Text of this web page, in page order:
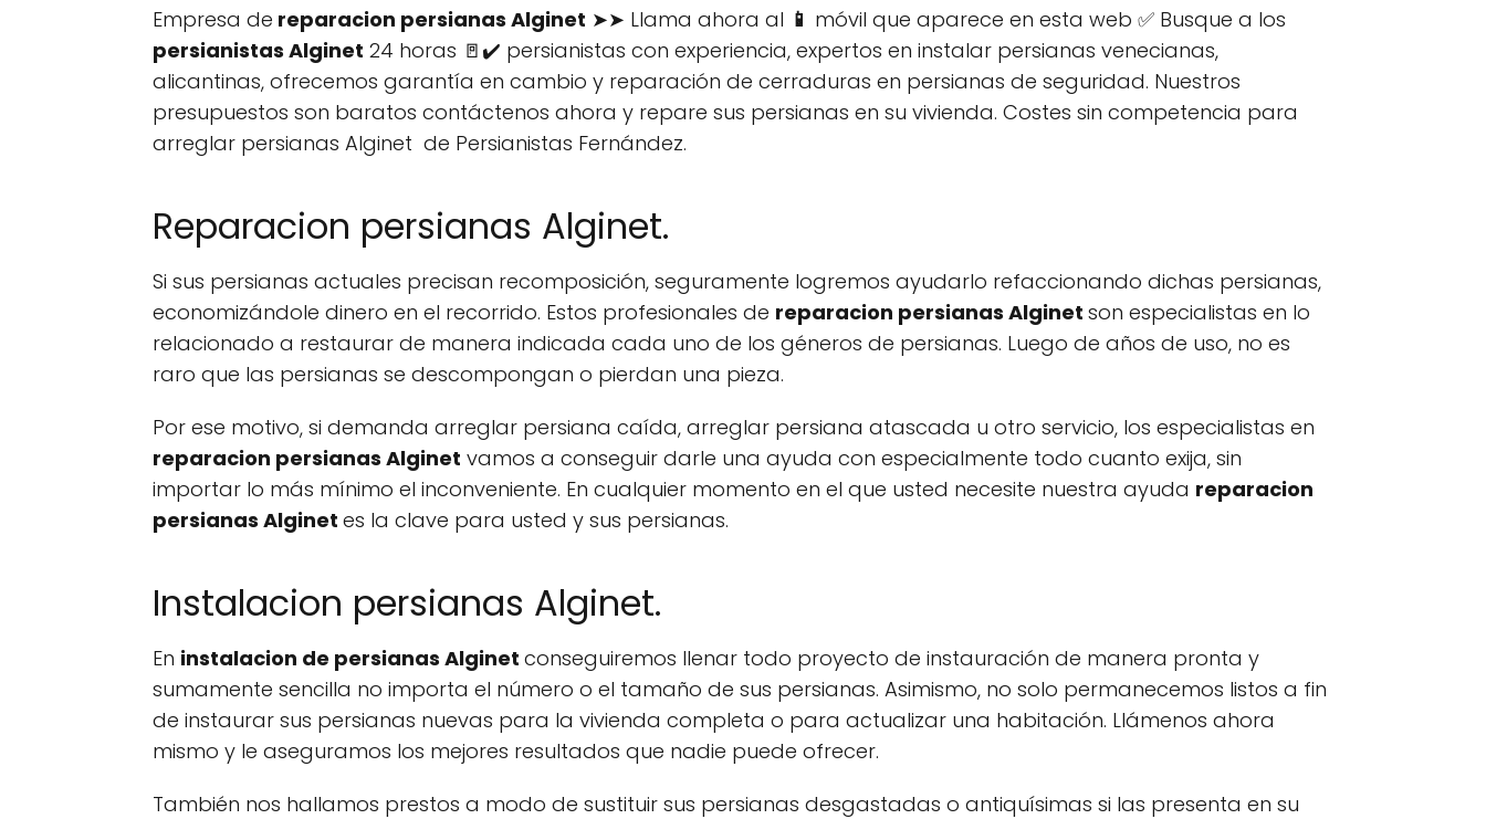
Empresa de reparacion persianas Alginet ➤➤ Llama ahora al 📱 móvil que aparece en esta web ✅ Busque a los
persianistas Alginet 24 horas 🚪✔️ persianistas con experiencia, expertos en instalar persianas venecianas,
alicantinas, ofrecemos garantía en cambio y reparación de cerraduras en persianas de seguridad. Nuestros
presupuestos son baratos contáctenos ahora y repare sus persianas en su vivienda. Costes sin competencia para
arreglar persianas Alginet de Persianistas Fernández.
Reparacion persianas Alginet.
Si sus persianas actuales precisan recomposición, seguramente logremos ayudarlo refaccionando dichas persianas,
economizándole dinero en el recorrido. Estos profesionales de reparacion persianas Alginet son especialistas en lo
relacionado a restaurar de manera indicada cada uno de los géneros de persianas. Luego de años de uso, no es
raro que las persianas se descompongan o pierdan una pieza.
Por ese motivo, si demanda arreglar persiana caída, arreglar persiana atascada u otro servicio, los especialistas en
reparacion persianas Alginet vamos a conseguir darle una ayuda con especialmente todo cuanto exija, sin
importar lo más mínimo el inconveniente. En cualquier momento en el que usted necesite nuestra ayuda reparacion
persianas Alginet es la clave para usted y sus persianas.
Instalacion persianas Alginet.
En instalacion de persianas Alginet conseguiremos llenar todo proyecto de instauración de manera pronta y
sumamente sencilla no importa el número o el tamaño de sus persianas. Asimismo, no solo permanecemos listos a fin
de instaurar sus persianas nuevas para la vivienda completa o para actualizar una habitación. Llámenos ahora
mismo y le aseguramos los mejores resultados que nadie puede ofrecer.
También nos hallamos prestos a modo de sustituir sus persianas desgastadas o antiquísimas si las presenta en su